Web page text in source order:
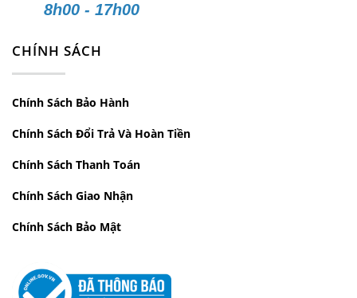
8h00 - 17h00
CHÍNH SÁCH
Chính Sách Bảo Hành
Chính Sách Đổi Trả Và Hoàn Tiền
Chính Sách Thanh Toán
Chính Sách Giao Nhận
Chính Sách Bảo Mật